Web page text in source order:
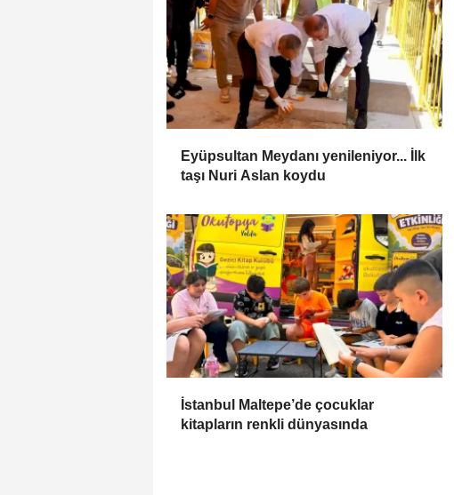
Eyüpsultan Meydanı yenileniyor... İlk
taşı Nuri Aslan koydu
İstanbul Maltepe’de çocuklar
kitapların renkli dünyasında